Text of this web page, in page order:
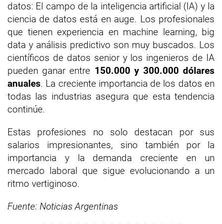
datos: El campo de la inteligencia artificial (IA) y la
ciencia de datos está en auge. Los profesionales
que tienen experiencia en machine learning, big
data y análisis predictivo son muy buscados. Los
científicos de datos senior y los ingenieros de IA
pueden ganar entre 150.000 y 300.000 dólares
anuales. La creciente importancia de los datos en
todas las industrias asegura que esta tendencia
continúe.
Estas profesiones no solo destacan por sus
salarios impresionantes, sino también por la
importancia y la demanda creciente en un
mercado laboral que sigue evolucionando a un
ritmo vertiginoso.
Fuente: Noticias Argentinas